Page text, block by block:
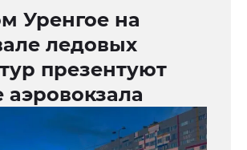
Уренгое на
ледовых
презентуют
аэровокзала